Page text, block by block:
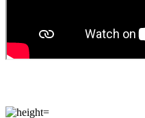
Tričko s
Niet nad klasiku, ktorá sa hodí